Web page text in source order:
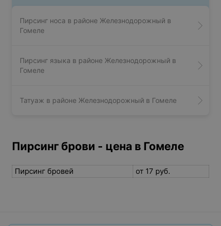
Пирсинг носа в районе Железнодорожный в
Гомеле
Пирсинг языка в районе Железнодорожный в
Гомеле
Татуаж в районе Железнодорожный в Гомеле
Пирсинг брови - цена в Гомеле
Пирсинг бровей от 17 руб.